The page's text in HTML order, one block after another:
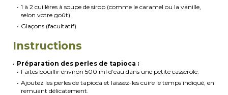
1 à 2 cuillères à soupe de sirop (comme le caramel ou la vanille,
selon votre goût)
Glaçons (facultatif)
Instructions
Préparation des perles de tapioca :
Faites bouillir environ 500 ml d’eau dans une petite casserole.
Ajoutez les perles de tapioca et laissez-les cuire le temps indiqué, en
remuant délicatement.